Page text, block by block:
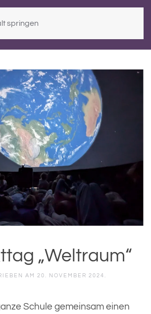
springen
„Weltraum“
AM 20. NOVEMBER 2024
Schule gemeinsam einen